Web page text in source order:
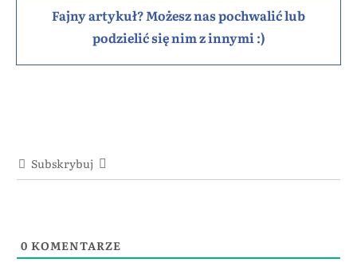
Fajny artykuł? Możesz nas pochwalić lub
podzielić się nim z innymi :)
Subskrybuj
0 KOMENTARZE